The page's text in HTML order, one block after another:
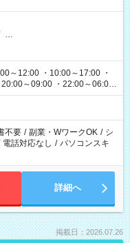
…
～12:00 ・10:00～17:00 ・
～09:00 ・22:00～06:00
不要 / 副業・WワークOK / シ
電話対応なし / パソコンスキ
詳細へ
掲載日：2026.07.26